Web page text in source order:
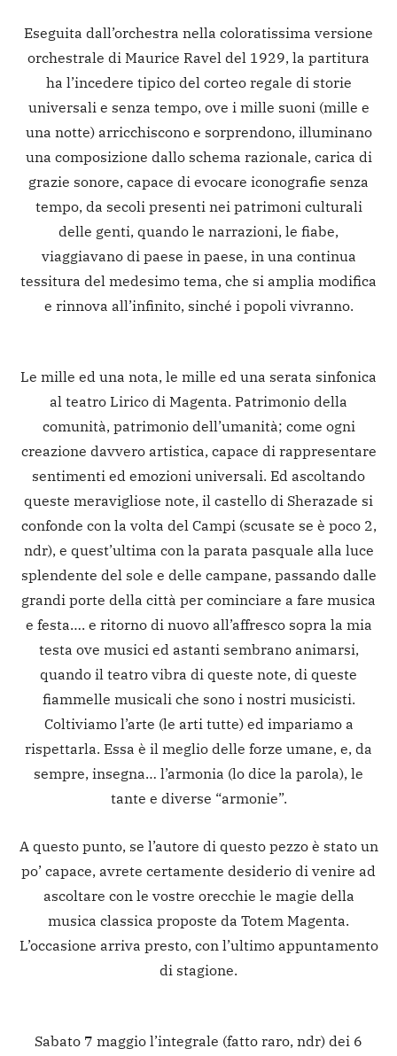
Eseguita dall’orchestra nella coloratissima versione
orchestrale di Maurice Ravel del 1929, la partitura
ha l’incedere tipico del corteo regale di storie
universali e senza tempo, ove i mille suoni (mille e
una notte) arricchiscono e sorprendono, illuminano
una composizione dallo schema razionale, carica di
grazie sonore, capace di evocare iconografie senza
tempo, da secoli presenti nei patrimoni culturali
delle genti, quando le narrazioni, le fiabe,
viaggiavano di paese in paese, in una continua
tessitura del medesimo tema, che si amplia modifica
e rinnova all’infinito, sinché i popoli vivranno.
Le mille ed una nota, le mille ed una serata sinfonica
al teatro Lirico di Magenta. Patrimonio della
comunità, patrimonio dell’umanità; come ogni
creazione davvero artistica, capace di rappresentare
sentimenti ed emozioni universali. Ed ascoltando
queste meravigliose note, il castello di Sherazade si
confonde con la volta del Campi (scusate se è poco 2,
ndr), e quest’ultima con la parata pasquale alla luce
splendente del sole e delle campane, passando dalle
grandi porte della città per cominciare a fare musica
e festa…. e ritorno di nuovo all’affresco sopra la mia
testa ove musici ed astanti sembrano animarsi,
quando il teatro vibra di queste note, di queste
fiammelle musicali che sono i nostri musicisti.
Coltiviamo l’arte (le arti tutte) ed impariamo a
rispettarla. Essa è il meglio delle forze umane, e, da
sempre, insegna… l’armonia (lo dice la parola), le
tante e diverse “armonie”.
A questo punto, se l’autore di questo pezzo è stato un
po’ capace, avrete certamente desiderio di venire ad
ascoltare con le vostre orecchie le magie della
musica classica proposte da Totem Magenta.
L’occasione arriva presto, con l’ultimo appuntamento
di stagione.
Sabato 7 maggio l’integrale (fatto raro, ndr) dei 6